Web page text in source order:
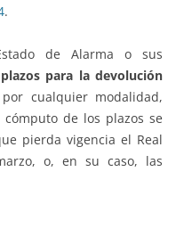
.
de Alarma o sus
para la devolución
cualquier modalidad,
de los plazos se
pierda vigencia el Real
o, en su caso, las